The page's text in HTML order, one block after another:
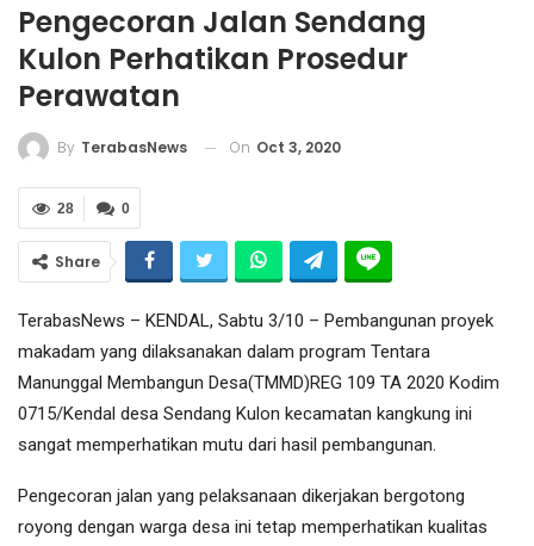
Pengecoran Jalan Sendang
Kulon Perhatikan Prosedur
Perawatan
By TerabasNews On Oct 3, 2020
0
28
Share
TerabasNews – KENDAL, Sabtu 3/10 – Pembangunan proyek
makadam yang dilaksanakan dalam program Tentara
Manunggal Membangun Desa(TMMD)REG 109 TA 2020 Kodim
0715/Kendal desa Sendang Kulon kecamatan kangkung ini
sangat memperhatikan mutu dari hasil pembangunan.
Pengecoran jalan yang pelaksanaan dikerjakan bergotong
royong dengan warga desa ini tetap memperhatikan kualitas